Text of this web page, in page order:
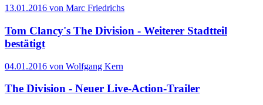
13.01.2016 von Marc Friedrichs
Tom Clancy's The Division - Weiterer Stadtteil
bestätigt
04.01.2016 von Wolfgang Kern
The Division - Neuer Live-Action-Trailer